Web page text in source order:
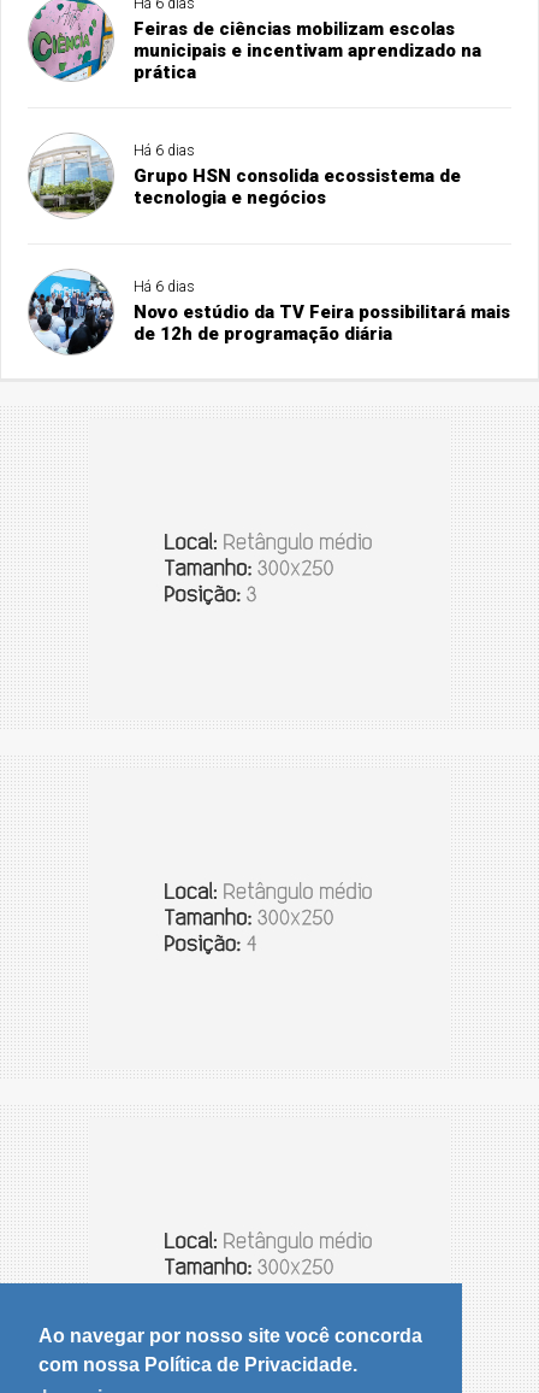
Ao navegar por nosso site você concorda
com nossa Política de Privacidade.
Há 6 dias
Feiras de ciências mobilizam escolas
municipais e incentivam aprendizado na
prática
Há 6 dias
Grupo HSN consolida ecossistema de
tecnologia e negócios
Há 6 dias
Novo estúdio da TV Feira possibilitará mais
de 12h de programação diária